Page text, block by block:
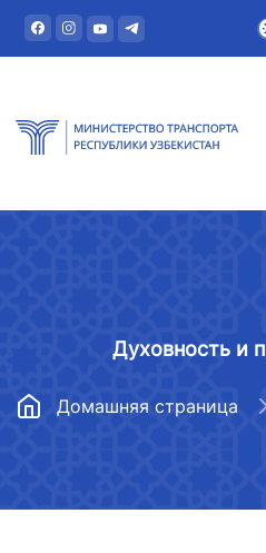
Духовность и
Домашняя страница